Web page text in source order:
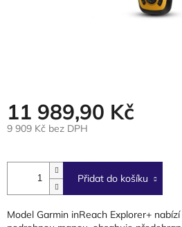
11 989,90 Kč
9 909 Kč bez DPH
cena:
Přidat do košíku
Model Garmin inReach Explorer+